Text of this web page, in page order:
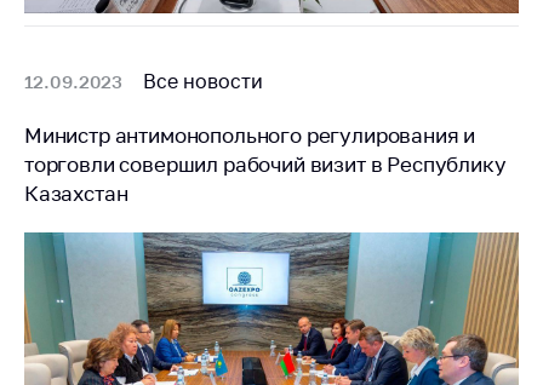
12.09.2023 Все новости
Министр антимонопольного регулирования и
торговли совершил рабочий визит в Республику
Казахстан